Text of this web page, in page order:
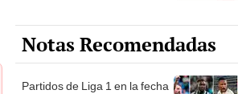
Notas Recomendadas
Partidos de Liga 1 en la fecha